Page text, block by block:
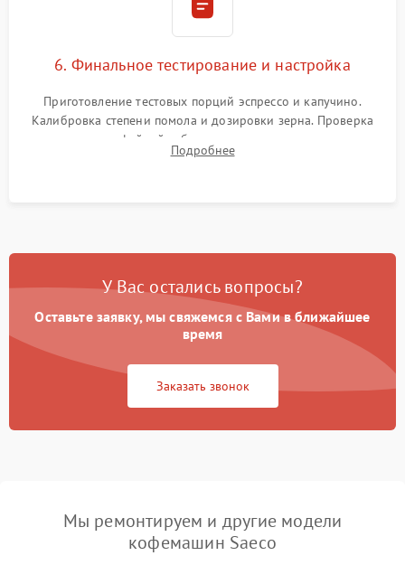
6. Финальное тестирование и настройка
Приготовление тестовых порций эспрессо и капучино.
Калибровка степени помола и дозировки зерна. Проверка
плотности кофейной таблетки, температуры напитка и
качества молочной пены. Контроль отсутствия посторонних
Подробнее
У Вас остались вопросы?
Оставьте заявку, мы свяжемся с Вами в ближайшее
время
Заказать звонок
Мы ремонтируем и другие модели
кофемашин Saeco